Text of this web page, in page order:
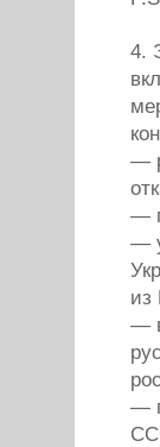
4.
—
—
—
из
—
—